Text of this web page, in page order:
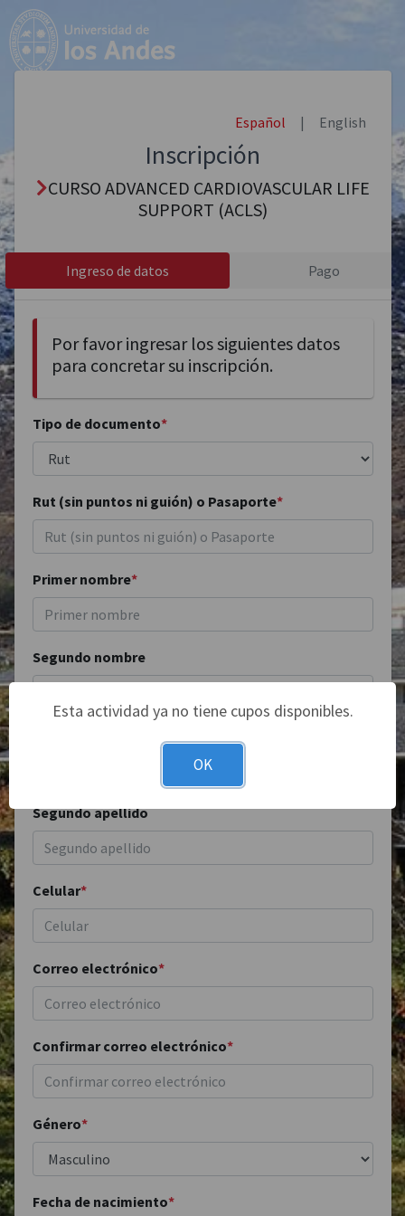
Español | English
Inscripción
CURSO ADVANCED CARDIOVASCULAR LIFE
SUPPORT (ACLS)
Ingreso de datos Pago
Por favor ingresar los siguientes datos
para concretar su inscripción.
Tipo de documento*
Rut (sin puntos ni guión) o Pasaporte*
Primer nombre*
Segundo nombre
Segundo apellido
Celular*
Correo electrónico*
Confirmar correo electrónico*
Género*
Fecha de nacimiento*
Esta actividad ya no tiene cupos disponibles.
OK